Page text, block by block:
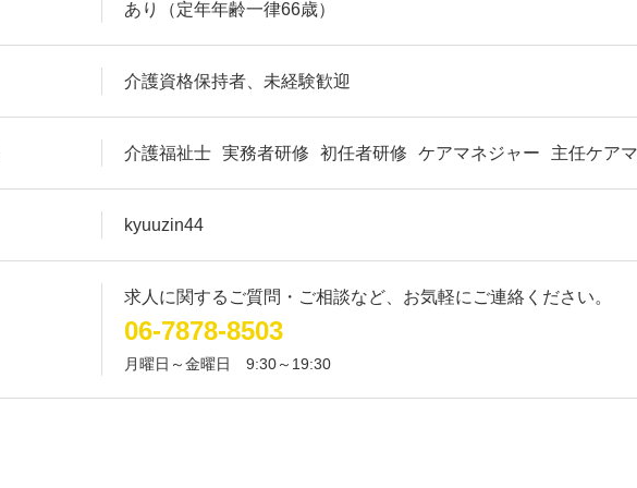
あり（定年年齢一律66歳）
介護資格保持者、未経験歓迎
介護福祉士 実務者研修 初任者研修 ケアマネジャー 主任ケア
kyuuzin44
求人に関するご質問・ご相談など、お気軽にご連絡ください。
06-7878-8503
月曜日～金曜日 9:30～19:30